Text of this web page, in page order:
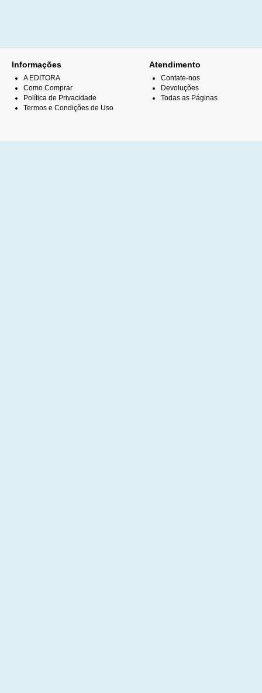
Informações
A EDITORA
Como Comprar
Política de Privacidade
Termos e Condições de Uso
Atendimento
Contate-nos
Devoluções
Todas as Páginas